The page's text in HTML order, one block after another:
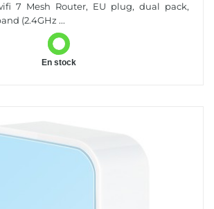
7 Mesh Router, EU plug, dual pack,
(2.4GHz ...
En stock